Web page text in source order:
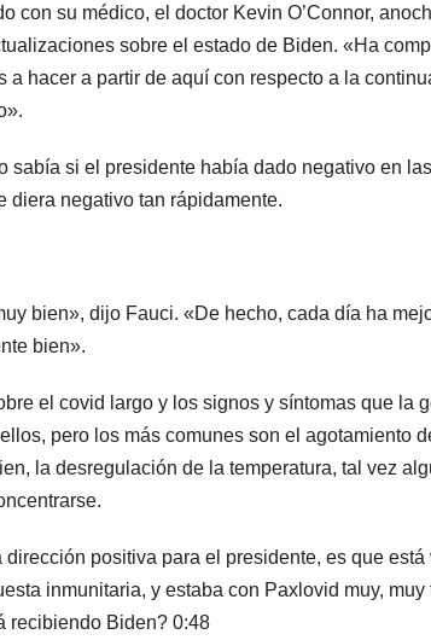
con su médico, el doctor Kevin O’Connor,
sobre el estado de Biden. «Ha
a hacer a partir de aquí con respecto a la
sabía si el presidente había dado negativo en
diera negativo tan rápidamente.
bien», dijo Fauci. «De hecho, cada día ha
bien».
el covid largo y los signos y síntomas que la
pero los más comunes son el agotamiento
la desregulación de la temperatura, tal vez
dirección positiva para el presidente, es que
inmunitaria, y estaba con Paxlovid muy,
recibiendo Biden? 0:48